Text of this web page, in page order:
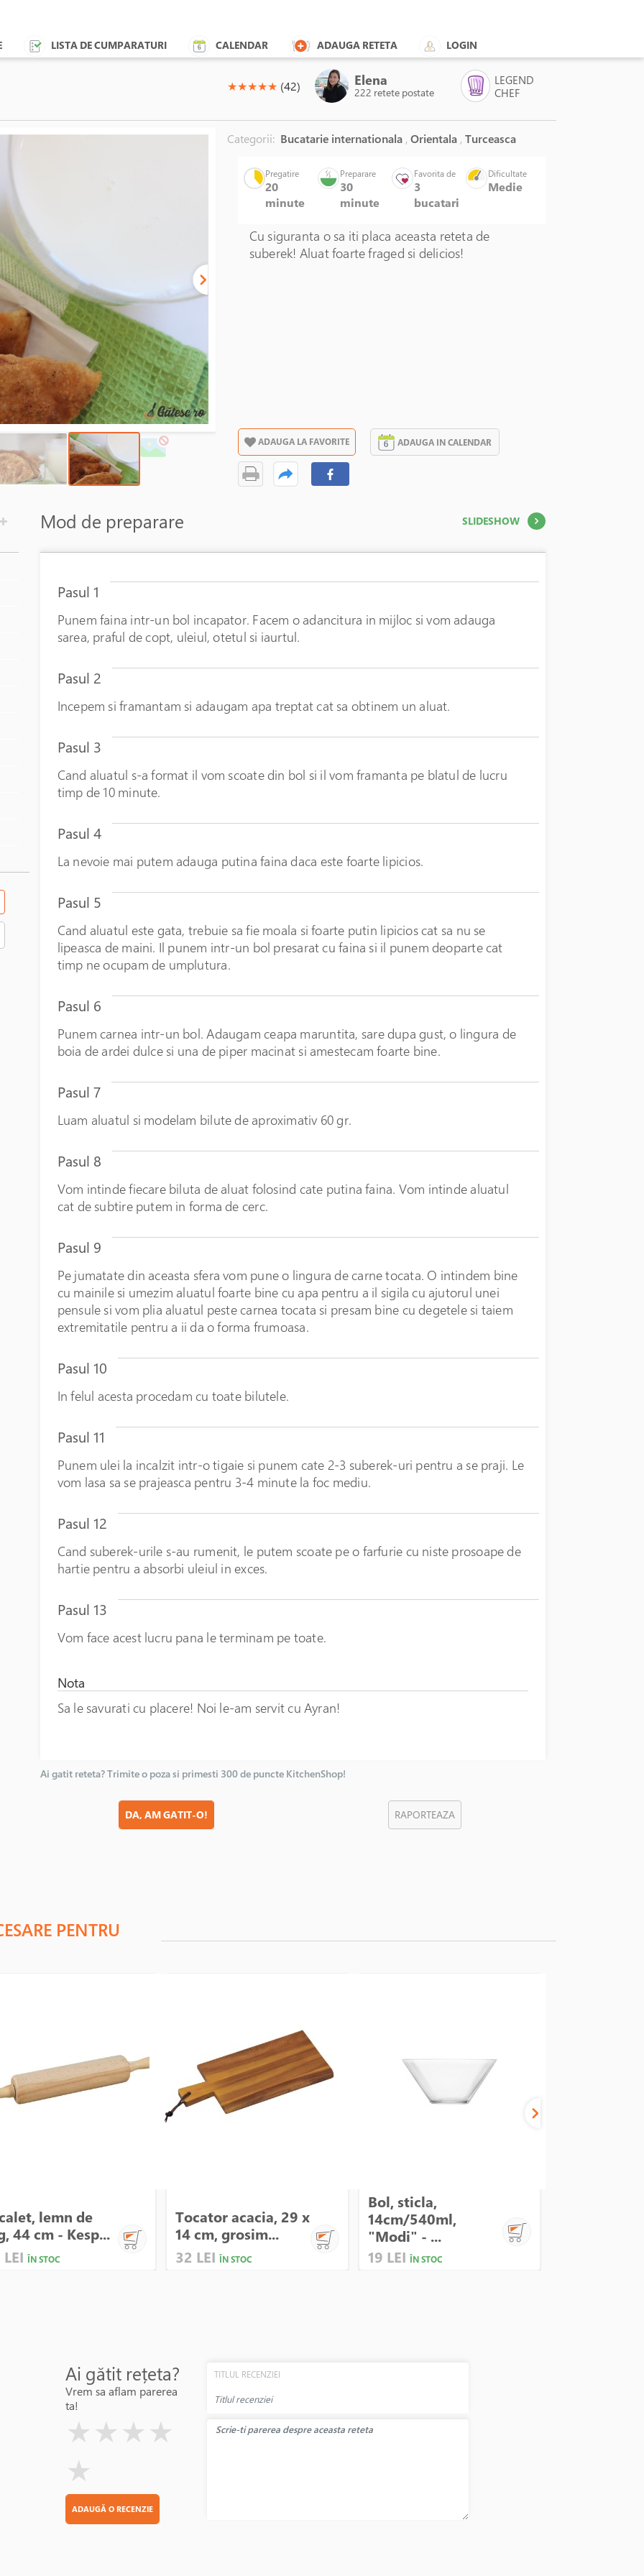
LISTA DE CUMPARATURI CALENDAR ADAUGA RETETA LOGIN
(*)
★(*)
★(*)
★(*)
★(*)
★ (42) Elena
222 retete postate
LEGEND
CHEF
Categorii: Bucatarie internationala , Orientala , Turceasca
Pregatire
20
minute
Preparare
30
minute
Favorita de
3
bucatari
Dificultate
Medie
Cu siguranta o sa iti placa aceasta reteta de
suberek! Aluat foarte fraged si delicios!
ADAUGA LA FAVORITE ADAUGA IN CALENDAR
Mod de preparare SLIDESHOW
Pasul 1
Punem faina intr-un bol incapator. Facem o adancitura in mijloc si vom adauga
sarea, praful de copt, uleiul, otetul si iaurtul.
Pasul 2
Incepem si framantam si adaugam apa treptat cat sa obtinem un aluat.
Pasul 3
Cand aluatul s-a format il vom scoate din bol si il vom framanta pe blatul de lucru
timp de 10 minute.
Pasul 4
La nevoie mai putem adauga putina faina daca este foarte lipicios.
Pasul 5
Cand aluatul este gata, trebuie sa fie moala si foarte putin lipicios cat sa nu se
lipeasca de maini. Il punem intr-un bol presarat cu faina si il punem deoparte cat
timp ne ocupam de umplutura.
Pasul 6
Punem carnea intr-un bol. Adaugam ceapa maruntita, sare dupa gust, o lingura de
boia de ardei dulce si una de piper macinat si amestecam foarte bine.
Pasul 7
Luam aluatul si modelam bilute de aproximativ 60 gr.
Pasul 8
Vom intinde fiecare biluta de aluat folosind cate putina faina. Vom intinde aluatul
cat de subtire putem in forma de cerc.
Pasul 9
Pe jumatate din aceasta sfera vom pune o lingura de carne tocata. O intindem bine
cu mainile si umezim aluatul foarte bine cu apa pentru a il sigila cu ajutorul unei
pensule si vom plia aluatul peste carnea tocata si presam bine cu degetele si taiem
extremitatile pentru a ii da o forma frumoasa.
Pasul 10
In felul acesta procedam cu toate bilutele.
Pasul 11
Punem ulei la incalzit intr-o tigaie si punem cate 2-3 suberek-uri pentru a se praji. Le
vom lasa sa se prajeasca pentru 3-4 minute la foc mediu.
Pasul 12
Cand suberek-urile s-au rumenit, le putem scoate pe o farfurie cu niste prosoape de
hartie pentru a absorbi uleiul in exces.
Pasul 13
Vom face acest lucru pana le terminam pe toate.
Nota
Sa le savurati cu placere! Noi le-am servit cu Ayran!
Ai gatit reteta? Trimite o poza si primesti 300 de puncte KitchenShop!
DA, AM GATIT-O! RAPORTEAZA
PENTRU
lemn de
44 cm - Kesp...
ÎN STOC
Tocator acacia, 29 x
14 cm, grosim...
32 LEI ÎN STOC
Bol, sticla,
14cm/540ml,
"Modi" - ...
19 LEI ÎN STOC
Ai gătit rețeta?
Vrem sa aflam parerea
ta!
★ ★ ★ ★
★
ADAUGĂ O RECENZIE
TITLUL RECENZIEI